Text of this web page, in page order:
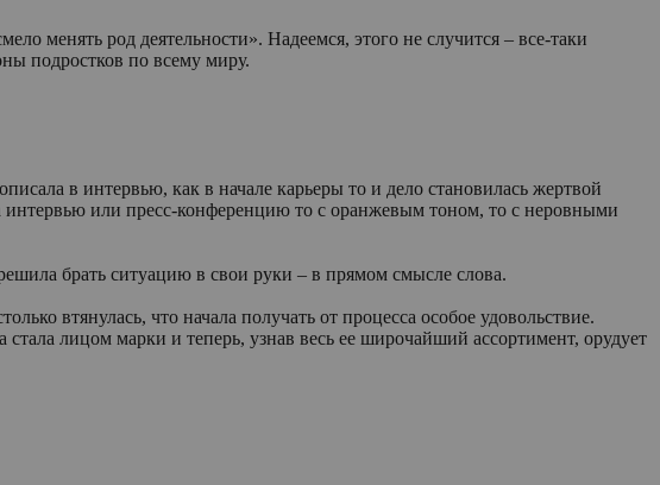
менять род деятельности». Надеемся, этого не случится – все-таки
подростков по всему миру.
в интервью, как в начале карьеры то и дело становилась жертвой
интервью или пресс-конференцию то с оранжевым тоном, то с неровными
брать ситуацию в свои руки – в прямом смысле слова.
втянулась, что начала получать от процесса особое удовольствие.
лицом марки и теперь, узнав весь ее широчайший ассортимент, орудует